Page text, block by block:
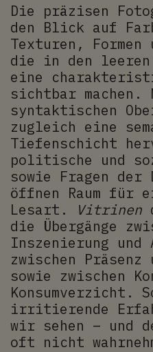
Die präzisen
den Blick auf
Texturen,
die in den leeren
eine
sichtbar machen.
syntaktischen
zugleich eine
Tiefenschicht
politische und
sowie Fragen
öffnen Raum für
Lesart.
Vitrinen
die Übergänge
Inszenierung
zwischen Präsenz
sowie zwischen
Konsumverzicht.
irritierende
wir sehen – und
oft nicht